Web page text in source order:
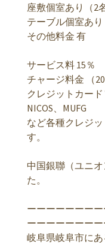
座敷個室あり（2
テーブル個室あり
その他料金 有
サービス料 15％
チャージ料金 （
クレジットカード
NICOS、MUFG
など各種クレジ
す。
中国銀聯（ユニ
た。
ーーーーーーー
ーーーーーーー
岐阜県岐阜市に